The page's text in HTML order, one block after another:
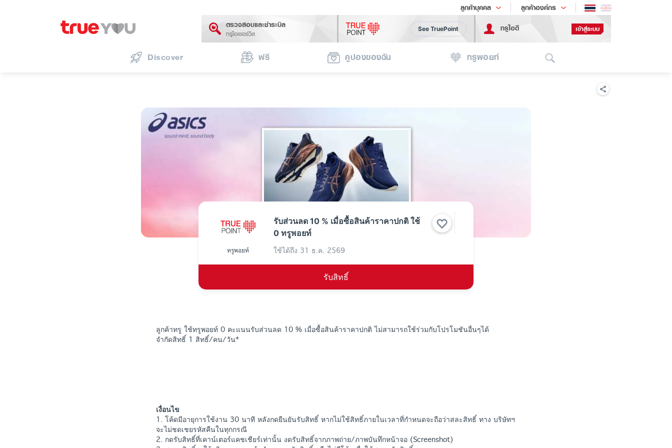
ลูกค้าบุคคล ลูกค้าองค์กร
เทรนด์เทคโนโลยี
ตรวจสอบและชำระบิล
ทรูไอเซอร์วิส
See TruePoint ทรูไอดี เข้าสู่ระบบ
Discover ฟรี คูปองของฉัน ทรูพอยท์
รับส่วนลด 10 % เมื่อซื้อสินค้าราคาปกติ ใช้
0 ทรูพอยท์
ทรูพอยท์ ใช้ได้ถึง 31 ธ.ค. 2569
รับสิทธิ์
ลูกค้าทรู ใช้ทรูพอยท์ 0 คะแนนรับส่วนลด 10 % เมื่อซื้อสินค้าราคาปกติ ไม่สามารถใช้ร่วมกับโปรโมชันอื่นๆได้
จำกัดสิทธิ์ 1 สิทธิ์/คน/วัน*
เงื่อนไข
1. โค้ดมีอายุการใช้งาน 30 นาที หลังกดยืนยันรับสิทธิ์ หากไม่ใช้สิทธิ์ภายในเวลาที่กำหนดจะถือว่าสละสิทธิ์ ทาง บริษัทฯ
จะไม่ชดเชยรหัสคืนในทุกกรณี
2. กดรับสิทธิ์ที่เคาน์เตอร์แคชเชียร์เท่านั้น งดรับสิทธิ์จากภาพถ่าย/ภาพบันทึกหน้าจอ (Screenshot)